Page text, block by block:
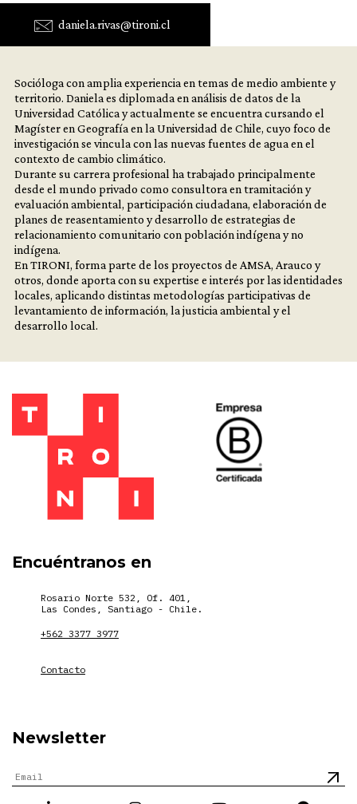
daniela.rivas@tironi.cl
Socióloga con amplia experiencia en temas de medio ambiente y
territorio. Daniela es diplomada en análisis de datos de la
Universidad Católica y actualmente se encuentra cursando el
Magíster en Geografía en la Universidad de Chile, cuyo foco de
investigación se vincula con las nuevas fuentes de agua en el
contexto de cambio climático.
Durante su carrera profesional ha trabajado principalmente
desde el mundo privado como consultora en tramitación y
evaluación ambiental, participación ciudadana, elaboración de
planes de reasentamiento y desarrollo de estrategias de
relacionamiento comunitario con población indígena y no
indígena.
En TIRONI, forma parte de los proyectos de AMSA, Arauco y
otros, donde aporta con su expertise e interés por las identidades
locales, aplicando distintas metodologías participativas de
levantamiento de información, la justicia ambiental y el
desarrollo local.
Encuéntranos en
Rosario Norte 532, Of. 401,
Las Condes, Santiago - Chile.
+562 3377 3977
Contacto
Newsletter